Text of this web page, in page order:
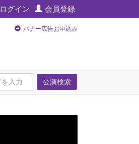
ログイン 会員登録
バナー広告お申込み
公演検索